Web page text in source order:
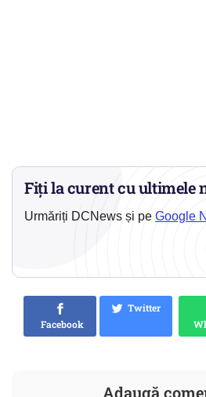
Fiți la curent cu ultimele
Urmăriți DCNews și pe Google
Facebook
Twitter
Adaugă